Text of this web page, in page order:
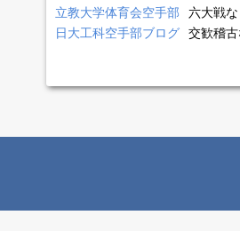
立教大学体育会空手部
六大戦
日大工科空手部ブログ
交歓稽